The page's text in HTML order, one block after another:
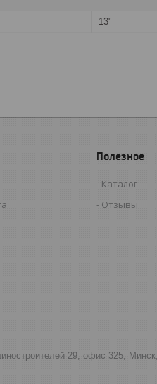
13"
Полезное
Каталог
Отзывы
29, офис 325,